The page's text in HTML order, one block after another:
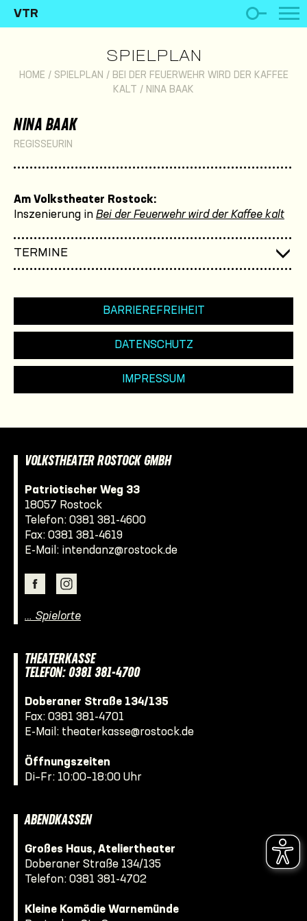
VTR
SPIELPLAN
HOME / SPIELPLAN / BEI DER FEUERWEHR WIRD DER KAFFEE
KALT
/ NINA BAAK
NINA BAAK
REGISSEURIN
Am Volkstheater Rostock:
Inszenierung in Bei der Feuerwehr wird der Kaffee kalt
TERMINE
BARRIEREFREIHEIT
DATENSCHUTZ
IMPRESSUM
VOLKSTHEATER ROSTOCK GMBH
Patriotischer Weg 33
18057 Rostock
Telefon: 0381 381-4600
Fax: 0381 381-4619
E-Mail: intendanz@rostock.de
… Spielorte
THEATERKASSE
TELEFON: 0381 381-4700
Doberaner Straße 134/135
Fax: 0381 381-4701
E-Mail: theaterkasse@rostock.de
Öffnungszeiten
Di–Fr: 10:00–18:00 Uhr
ABENDKASSEN
Großes Haus, Ateliertheater
Doberaner Straße 134/135
Telefon: 0381 381-4702
Kleine Komödie Warnemünde